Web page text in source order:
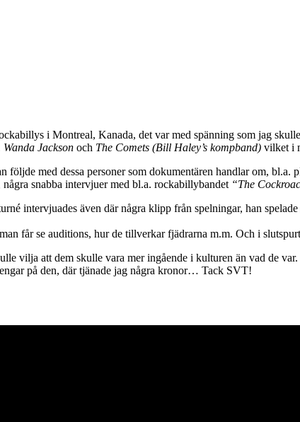
i Montreal, Kanada, det var med spänning som jag
Wanda Jackson och The Comets (Bill Haley’s kompband) vilket i
med dessa personer som dokumentären handlar om, bl.a.
snabba intervjuer med bl.a. rockabillybandet “The
intervjuades även där några klipp från spelningar, han
får se auditions, hur de tillverkar fjädrarna m.m. Och i
vilja att dem skulle vara mer ingående i kulturen än vad de
på den, där tjänade jag några kronor… Tack SVT!